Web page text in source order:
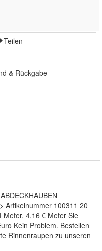
Teilen
& Rückgabe
Artikelnummer 100311 20
Meter, 4,16 € Meter Sie
Kein Problem. Bestellen
Rinnenraupen zu unseren